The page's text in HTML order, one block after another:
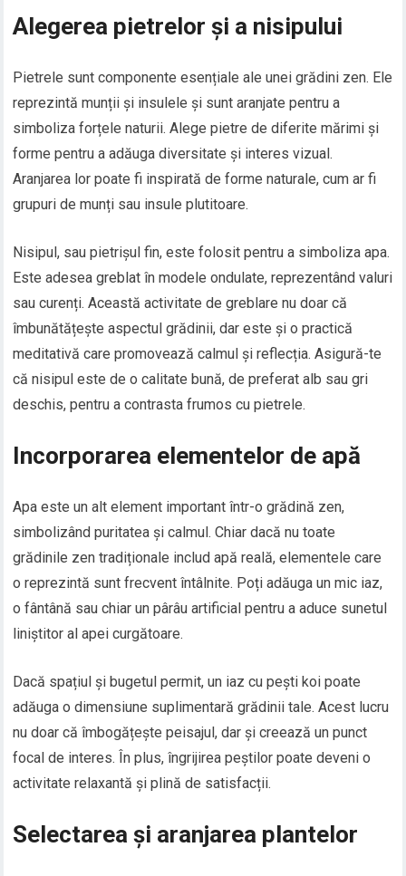
Alegerea pietrelor și a nisipului
Pietrele sunt componente esențiale ale unei grădini zen. Ele
reprezintă munții și insulele și sunt aranjate pentru a
simboliza forțele naturii. Alege pietre de diferite mărimi și
forme pentru a adăuga diversitate și interes vizual.
Aranjarea lor poate fi inspirată de forme naturale, cum ar fi
grupuri de munți sau insule plutitoare.
Nisipul, sau pietrișul fin, este folosit pentru a simboliza apa.
Este adesea greblat în modele ondulate, reprezentând valuri
sau curenți. Această activitate de greblare nu doar că
îmbunătățește aspectul grădinii, dar este și o practică
meditativă care promovează calmul și reflecția. Asigură-te
că nisipul este de o calitate bună, de preferat alb sau gri
deschis, pentru a contrasta frumos cu pietrele.
Incorporarea elementelor de apă
Apa este un alt element important într-o grădină zen,
simbolizând puritatea și calmul. Chiar dacă nu toate
grădinile zen tradiționale includ apă reală, elementele care
o reprezintă sunt frecvent întâlnite. Poți adăuga un mic iaz,
o fântână sau chiar un pârâu artificial pentru a aduce sunetul
liniștitor al apei curgătoare.
Dacă spațiul și bugetul permit, un iaz cu pești koi poate
adăuga o dimensiune suplimentară grădinii tale. Acest lucru
nu doar că îmbogățește peisajul, dar și creează un punct
focal de interes. În plus, îngrijirea peștilor poate deveni o
activitate relaxantă și plină de satisfacții.
Selectarea și aranjarea plantelor